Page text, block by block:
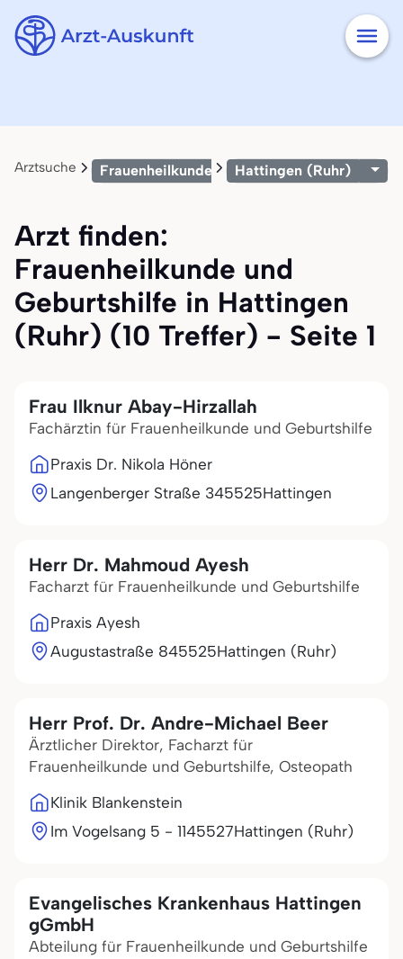
Arztsuche Frauenheilkunde und Geburtshilfe
Hattingen (Ruhr)
Arzt finden:
Frauenheilkunde und
Geburtshilfe in Hattingen
(Ruhr) (10 Treffer) - Seite 1
Frau Ilknur Abay-Hirzallah
Fachärztin für Frauenheilkunde und Geburtshilfe
Praxis Dr. Nikola Höner
Langenberger Straße 345525Hattingen
Herr Dr. Mahmoud Ayesh
Facharzt für Frauenheilkunde und Geburtshilfe
Praxis Ayesh
Augustastraße 845525Hattingen (Ruhr)
Herr Prof. Dr. Andre-Michael Beer
Ärztlicher Direktor, Facharzt für
Frauenheilkunde und Geburtshilfe, Osteopath
Klinik Blankenstein
Im Vogelsang 5 - 1145527Hattingen (Ruhr)
Evangelisches Krankenhaus Hattingen
gGmbH
Abteilung für Frauenheilkunde und Geburtshilfe